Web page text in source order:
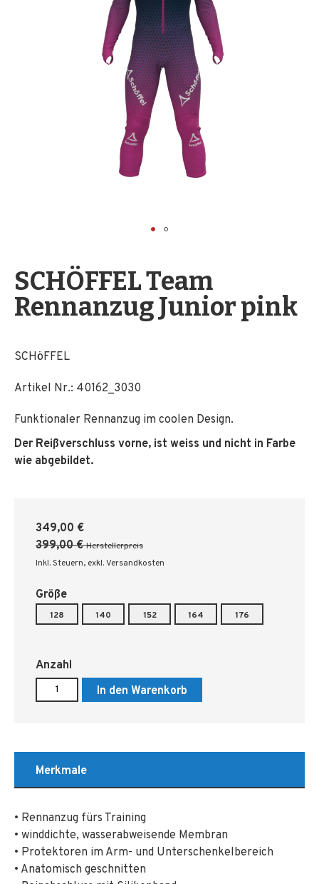
der
Bildergalerie
springen
SCHÖFFEL Team
Rennanzug Junior pink
SCHöFFEL
Artikel Nr.: 40162_3030
Funktionaler Rennanzug im coolen Design.
Der Reißverschluss vorne, ist weiss und nicht in Farbe
wie abgebildet.
349,00 €
399,00 € Herstellerpreis
Inkl. Steuern, exkl. Versandkosten
Größe
128 140 152 164 176
Anzahl
In den Warenkorb
Merkmale
• Rennanzug fürs Training
• winddichte, wasserabweisende Membran
• Protektoren im Arm- und Unterschenkelbereich
• Anatomisch geschnitten